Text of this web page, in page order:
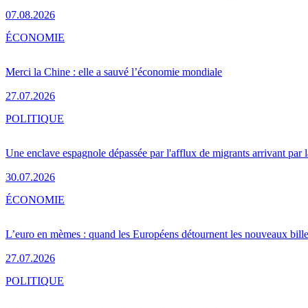
07.08.2026
Merci la Chine : elle a sauvé l’économie mondiale
27.07.2026
ÉCONOMIE
Une enclave espagnole dépassée par l'afflux de migrants arrivant par
30.07.2026
POLITIQUE
L’euro en mèmes : quand les Européens détournent les nouveaux
27.07.2026
ÉCONOMIE
POLITIQUE